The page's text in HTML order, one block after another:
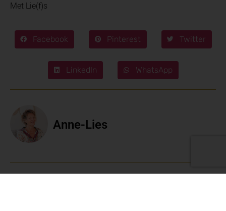
Met Lie(f)s
Facebook Pinterest Twitter
LinkedIn WhatsApp
Anne-Lies